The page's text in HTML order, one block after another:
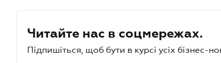
Читайте нас в соцмережах.
Підпишіться, щоб бути в курсі усіх бізнес-